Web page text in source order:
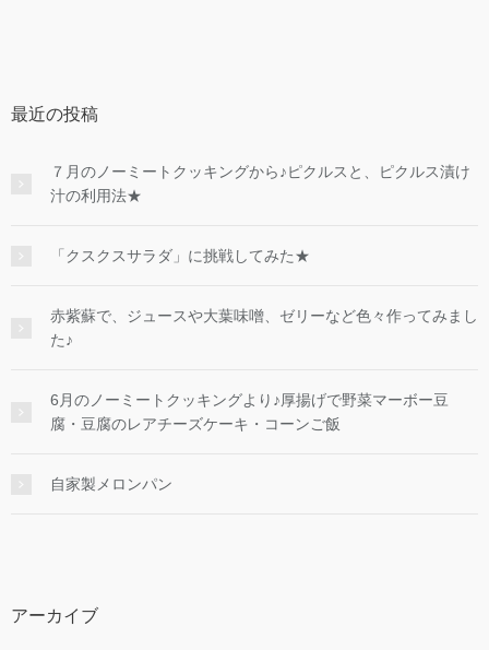
最近の投稿
７月のノーミートクッキングから♪ピクルスと、ピクルス漬け
汁の利用法★
「クスクスサラダ」に挑戦してみた★
赤紫蘇で、ジュースや大葉味噌、ゼリーなど色々作ってみまし
た♪
6月のノーミートクッキングより♪厚揚げで野菜マーボー豆
腐・豆腐のレアチーズケーキ・コーンご飯
自家製メロンパン
アーカイブ